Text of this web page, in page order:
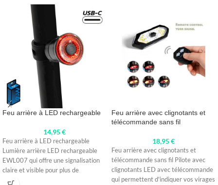
Feu arrière à LED rechargeable
14,95€
Feu arrière à LED rechargeable
Lumière arrière LED rechargeable
EWL007 qui offre une signalisation
claire et visible pour plus de
Feu arrière avec clignotants et
télécommande sans fil
18,95€
Feu arrière avec clignotants et
télécommande sans fil Pilote avec
clignotants LED avec télécommande
qui permettent d'indiquer vos virages